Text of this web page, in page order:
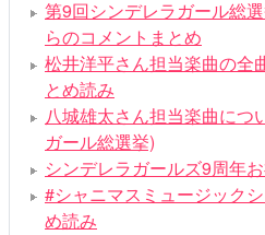
第9回シンデレラガール総
らのコメントまとめ
松井洋平さん担当楽曲の全
とめ読み
八城雄太さん担当楽曲につ
ガール総選挙)
シンデレラガールズ9周年
#シャニマスミュージック
め読み